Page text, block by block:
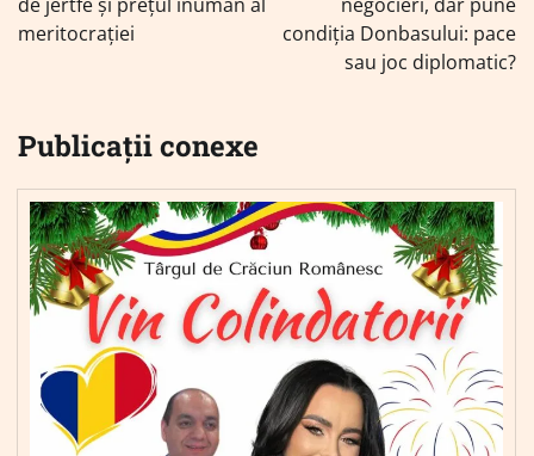
articole
meritocrației
condiția Donbasului: pace
sau joc diplomatic?
Publicații conexe